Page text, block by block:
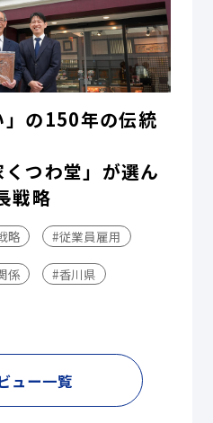
の150年の伝統
つわ堂」が選ん
戦略
略 #従業員雇用
係 #香川県
ュー一覧